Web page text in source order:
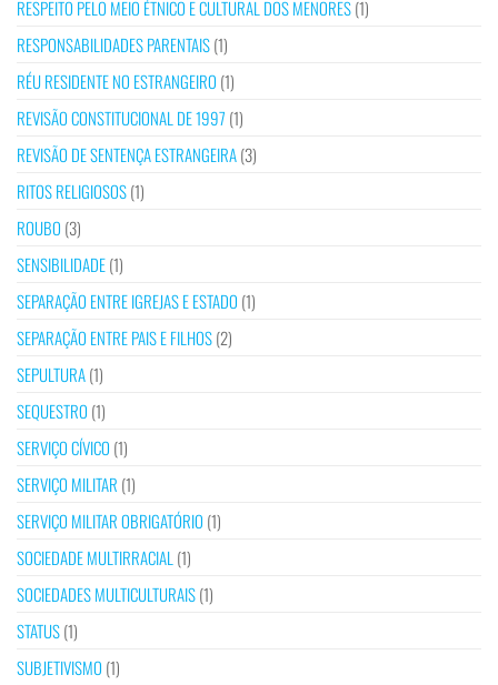
RESPEITO PELO MEIO ÉTNICO E CULTURAL DOS MENORES(1)
RESPONSABILIDADES PARENTAIS(1)
RÉU RESIDENTE NO ESTRANGEIRO (1)
REVISÃO CONSTITUCIONAL DE 1997 (1)
REVISÃO DE SENTENÇA ESTRANGEIRA(3)
RITOS RELIGIOSOS(1)
ROUBO (3)
SENSIBILIDADE(1)
SEPARAÇÃO ENTRE IGREJAS E ESTADO (1)
SEPARAÇÃO ENTRE PAIS E FILHOS(2)
SEPULTURA(1)
SEQUESTRO (1)
SERVIÇO CÍVICO (1)
SERVIÇO MILITAR (1)
SERVIÇO MILITAR OBRIGATÓRIO (1)
SOCIEDADE MULTIRRACIAL (1)
SOCIEDADES MULTICULTURAIS(1)
STATUS(1)
SUBJETIVISMO (1)